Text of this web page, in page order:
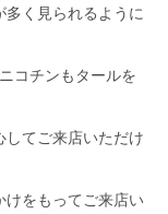
く見られるように
コチンもタールを
てご来店いただけ
をもってご来店い